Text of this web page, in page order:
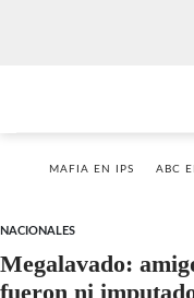
MAFIA EN IPS ABC
NACIONALES
Megalavado:
fueron ni